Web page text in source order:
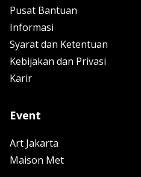
Pusat Bantuan
Informasi
Syarat dan Ketentuan
Kebijakan dan Privasi
Karir
Event
Art Jakarta
Maison Met